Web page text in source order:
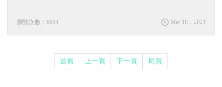
瀏覽次數：8914 Mar 18，2021
首頁 上一頁 下一頁 尾頁